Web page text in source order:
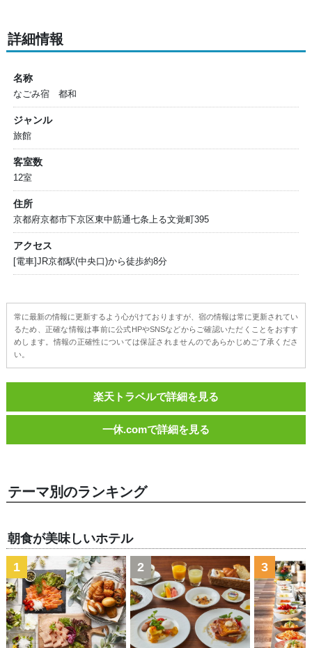
詳細情報
名称
なごみ宿 都和
ジャンル
旅館
客室数
12室
住所
京都府京都市下京区東中筋通七条上る文覚町395
アクセス
[電車]JR京都駅(中央口)から徒歩約8分
常に最新の情報に更新するよう心がけておりますが、宿の情報は常に更新されてい
るため、正確な情報は事前に公式HPやSNSなどからご確認いただくことをおすす
めします。情報の正確性については保証されませんのであらかじめご了承くださ
い。
楽天トラベルで詳細を見る
一休.comで詳細を見る
テーマ別のランキング
朝食が美味しいホテル
1 2 3